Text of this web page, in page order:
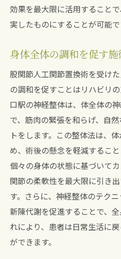
効果を最大限に活用すること
実したものにすることが可能で
身体全体の調和を促す
股関節人工関節置換術を受け
の調和を促すことはリハビリ
口駅の神経整体は、体全体の
で、筋肉の緊張を和らげ、自
トをします。この整体法は、
め、術後の懸念を軽減すること
個々の身体の状態に基づいて
関節の柔軟性を最大限に引き
す。さらに、神経整体のテクニ
新陳代謝を促進することで、
れにより、患者は日常生活に
ができます。